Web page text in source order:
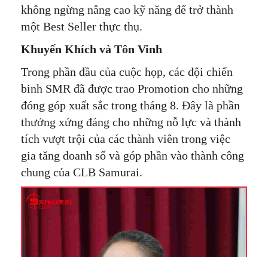
không ngừng nâng cao kỹ năng để trở thành
một Best Seller thực thụ.
Khuyến Khích và Tôn Vinh
Trong phần đầu của cuộc họp, các đội chiến
binh SMR đã được trao Promotion cho những
đóng góp xuất sắc trong tháng 8. Đây là phần
thưởng xứng đáng cho những nỗ lực và thành
tích vượt trội của các thành viên trong việc
gia tăng doanh số và góp phần vào thành công
chung của CLB Samurai.